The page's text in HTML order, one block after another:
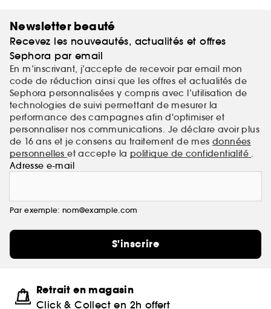
INKEY. Pas de barratin, juste une meilleure peau.
Newsletter beauté
Recevez les nouveautés, actualités et offres
Sephora par email
En m’inscrivant, j’accepte de recevoir par email mon
code de réduction ainsi que les offres et actualités de
Sephora personnalisées y compris avec l’utilisation de
technologies de suivi permettant de mesurer la
performance des campagnes afin d'optimiser et
personnaliser nos communications. Je déclare avoir plus
de 16 ans et je consens au traitement de mes données
personnelleset accepte la politique de confidentialité .
Adresse e-mail
Par exemple: nom@example.com
S'inscrire
Retrait en magasin
Click & Collect en 2h offert